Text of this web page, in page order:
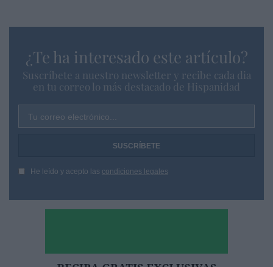
¿Te ha interesado este artículo?
Suscríbete a nuestro newsletter y recibe cada dia
en tu correo lo más destacado de Hispanidad
Tu correo electrónico...
He leído y acepto las condiciones legales